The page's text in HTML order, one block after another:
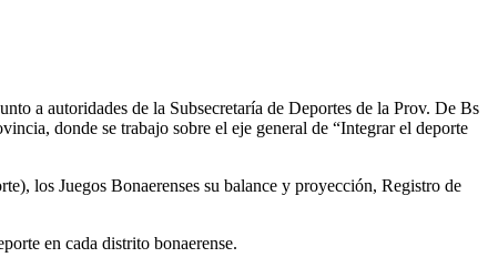
a autoridades de la Subsecretaría de Deportes de la Prov. De Bs
donde se trabajo sobre el eje general de “Integrar el deporte
los Juegos Bonaerenses su balance y proyección, Registro de
en cada distrito bonaerense.